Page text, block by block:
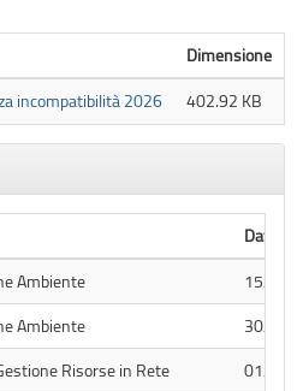
Dimensione
incompatibilità 2026
402.92 KB
Data
Ambiente
15/05/
Ambiente
30/06/
Risorse in Rete
01/04/